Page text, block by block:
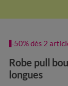
-50% dès 2
Robe pull
longues